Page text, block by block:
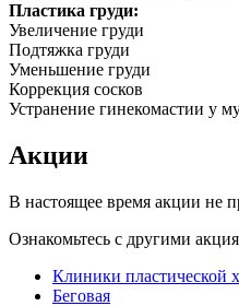
Пластика груди:
Увеличение груди
Подтяжка груди
Уменьшение груди
Коррекция сосков
Устранение гинекомастии у
Акции
В настоящее время акции не
Ознакомьтесь с другими
Клиники пластической
Беговая